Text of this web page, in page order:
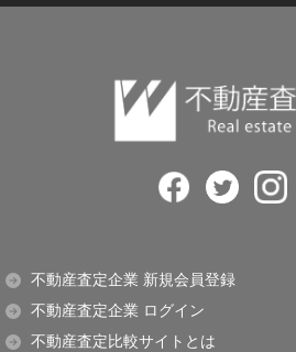
不動産査定企業 新規会員登録
不動産査定企業 ログイン
不動産査定比較サイトとは